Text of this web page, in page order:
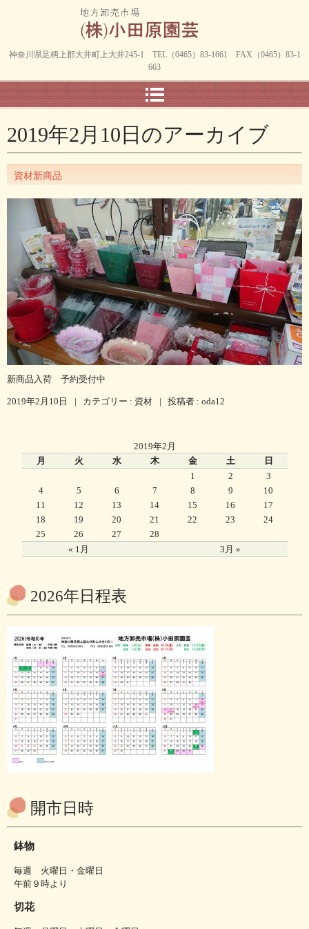
神奈川県足柄上郡大井町上大井245-1 TEL（0465）83-1661 FAX（0465）83-1
663
2019年2月10日 のアーカイブ
資材新商品
新商品入荷 予約受付中
2019年2月10日 | カテゴリー : 資材 | 投稿者 : oda12
2019年2月
月
火 水 木 金 土 日
« 1月 3月 »
1 2
3
4
5 6 7 8 9
10
11
12 13 14 15 16
17
18
19 20 21 22 23
24
25
26 27 28
2026年日程表
開市日時
鉢物
毎週 火曜日・金曜日
午前９時より
切花